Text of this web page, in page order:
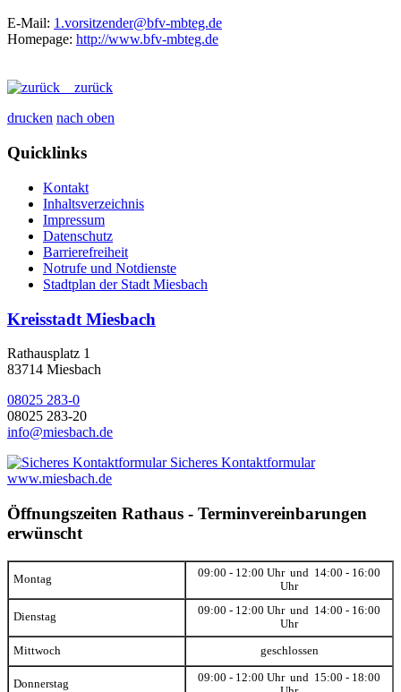
E-Mail: 1.vorsitzender@bfv-mbteg.de
Homepage: http://www.bfv-mbteg.de
zurück
drucken nach oben
Quicklinks
Kontakt
Inhaltsverzeichnis
Impressum
Datenschutz
Barrierefreiheit
Notrufe und Notdienste
Stadtplan der Stadt Miesbach
Kreisstadt Miesbach
Rathausplatz 1
83714 Miesbach
08025 283-0
08025 283-20
info@miesbach.de
Sicheres Kontaktformular
www.miesbach.de
Öffnungszeiten Rathaus - Terminvereinbarungen
erwünscht
Montag
09:00 - 12:00 Uhr und 14:00 - 16:00
Uhr
Dienstag
09:00 - 12:00 Uhr und 14:00 - 16:00
Uhr
Mittwoch geschlossen
Donnerstag
09:00 - 12:00 Uhr und 15:00 - 18:00